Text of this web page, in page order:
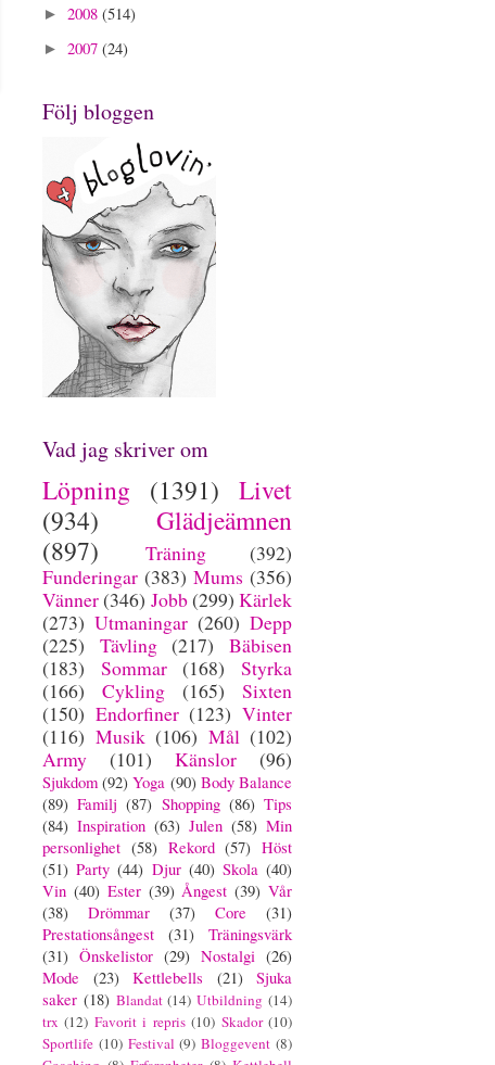
► 2008 (514)
► 2007 (24)
Följ bloggen
Vad jag skriver om
Löpning (1391) Livet
(934)
Glädjeämnen
(897)
Träning
(392)
Funderingar (383) Mums (356)
Vänner(346) Jobb(299) Kärlek
(273) Utmaningar (260) Depp
(225)
Tävling (217)
Bäbisen
(183)
Sommar (168)
Styrka
(166)
Cykling (165)
Sixten
(150) Endorfiner (123) Vinter
(116) Musik (106) Mål (102)
Army
(101) Känslor (96)
Sjukdom (92) Yoga (90) Body Balance
(89) Familj (87) Shopping (86) Tips
(84) Inspiration (63) Julen (58) Min
personlighet (58) Rekord (57) Höst
(51) Party (44) Djur (40) Skola (40)
Vin (40) Ester (39) Ångest (39) Vår
(38)
Drömmar (37) Core
(31)
Prestationsångest
(31)
Träningsvärk
(31) Önskelistor (29) Nostalgi (26)
Mode
(23) Kettlebells (21)
Sjuka
saker (18) Blandat (14) Utbildning (14)
trx (12) Favorit i repris (10) Skador (10)
Sportlife (10) Festival (9) Bloggevent (8)